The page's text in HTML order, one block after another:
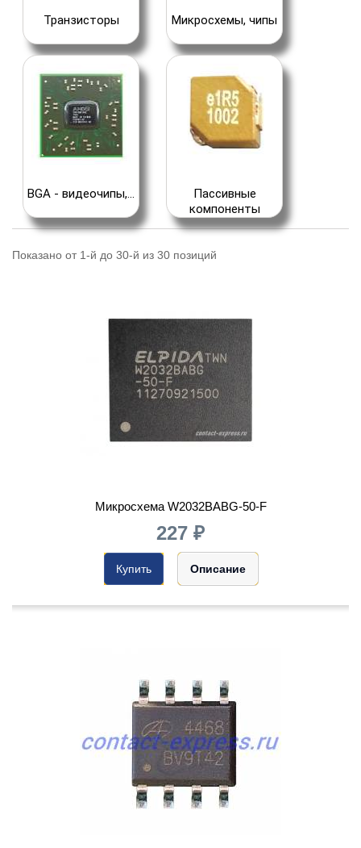
Транзисторы Микросхемы, чипы
BGA - видеочипы,...
Пассивные
компоненты
Показано от 1-й до 30-й из 30 позиций
Микросхема W2032BABG-50-F
227 ₽
Купить Описание